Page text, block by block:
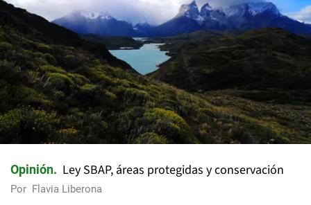
Opinión Ley SBAP, áreas protegidas y conservación
Por Flavia Liberona